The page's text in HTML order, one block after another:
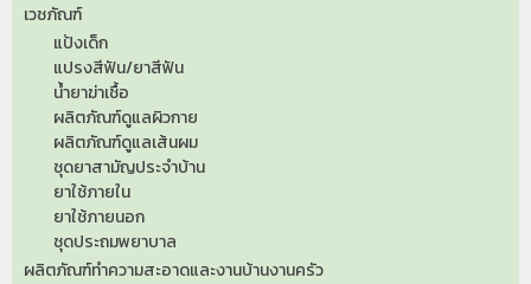
เวชภัณฑ์
แป้งเด็ก
แปรงสีฟัน/ยาสีฟัน
น้ำยาฆ่าเชื้อ
ผลิตภัณฑ์ดูแลผิวกาย
ผลิตภัณฑ์ดูแลเส้นผม
ชุดยาสามัญประจำบ้าน
ยาใช้ภายใน
ยาใช้ภายนอก
ชุดประถมพยาบาล
ผลิตภัณฑ์ทำความสะอาดและงานบ้านงานครัว